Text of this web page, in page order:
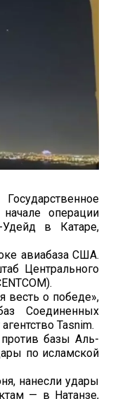
операции
в Катаре,
авиабаза США.
Центрального
весть о победе»,
Соединенных
Tasnim.
базы Аль-
по исламской
нанесли удары
— в Натанзе,